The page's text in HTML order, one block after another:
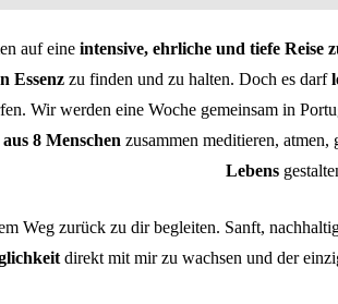
auf eineintensive, ehrliche und tiefe Reise
Essenzzu finden und zu halten. Doch es darf
Wir werden eine Woche gemeinsam in
8 Menschen zusammen meditieren,
Lebens
Weg zurück zu dir begleiten. Sanft,
direkt mit mir zu wachsen und der